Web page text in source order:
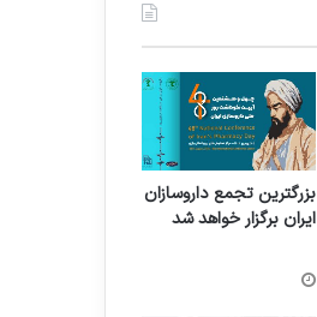
بزرگترین تجمع داروسازان
ایران برگزار خواهد شد